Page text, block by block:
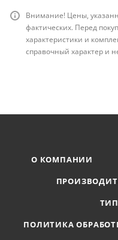
Внимание! Цены,
фактических. Перед
характеристики и
справочный характер и
О КОМПАНИИ
ПОЛИТИКА